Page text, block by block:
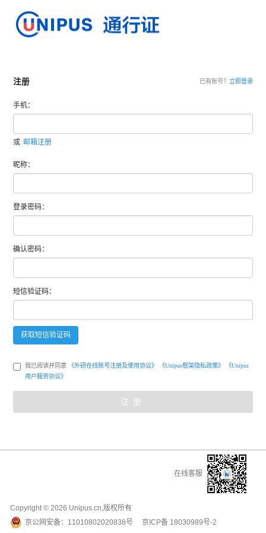
注册 已有账号？ 立即登录
手机：
或 邮箱注册
昵称：
登录密码：
确认密码：
短信验证码：
获取短信验证码
我已阅读并同意 《外研在线账号注册及使用协议》 《Unipus框架隐私政策》
《Unipus
用户服务协议》
注册
在线客服
Copyright ©2026 Unipus.cn,版权所有
京公网安备： 11010802020838号 京ICP备 18030989号-2